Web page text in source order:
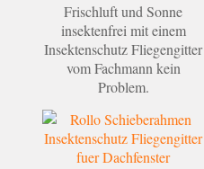
Frischluft und Sonne
insektenfrei mit einem
Insektenschutz Fliegengitter
vom Fachmann kein
Problem.